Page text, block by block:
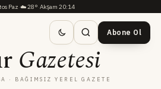
Paz·☁️28°·Akşam 20:14
Gazetesi
· BAĞIMSIZ YEREL GAZETE
Abone Ol